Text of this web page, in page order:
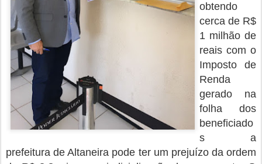
obtendo
cerca de R$
1 milhão de
reais com o
Imposto de
Renda
gerado na
folha dos
beneficiado
s a
prefeitura de Altaneira pode ter um prejuízo da ordem